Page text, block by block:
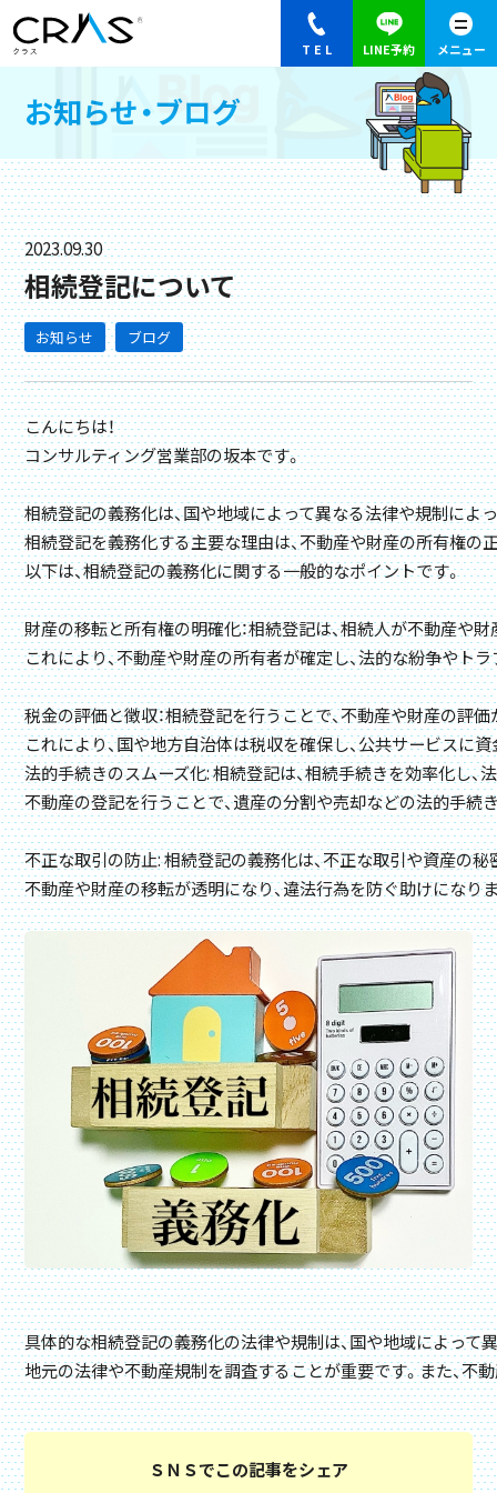
お知らせ・ブログ
2023.09.30
相続登記について
お知らせ ブログ
こんにちは！
コンサルティング営業部の坂本です。
相続登記の義務化は、国や地域によって異なる法律や規制によ
相続登記を義務化する主要な理由は、不動産や財産の所有権の
以下は、相続登記の義務化に関する一般的なポイントです。
財産の移転と所有権の明確化：相続登記は、相続人が不動産や
これにより、不動産や財産の所有者が確定し、法的な紛争やト
税金の評価と徴収：相続登記を行うことで、不動産や財産の評
法的手続きのスムーズ化: 相続登記は、相続手続きを効率化し
不動産の登記を行うことで、遺産の分割や売却などの法的手続
不正な取引の防止: 相続登記の義務化は、不正な取引や資産の
不動産や財産の移転が透明になり、違法行為を防ぐ助けになり
具体的な相続登記の義務化の法律や規制は、国や地域によって
地元の法律や不動産規制を調査することが重要です。また、
ＳＮＳでこの記事をシェア